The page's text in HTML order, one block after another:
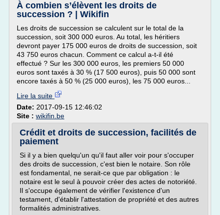
À combien s’élèvent les droits de
succession ? | Wikifin
Les droits de succession se calculent sur le total de la
succession, soit 300 000 euros. Au total, les héritiers
devront payer 175 000 euros de droits de succession, soit
43 750 euros chacun. Comment ce calcul a-t-il été
effectué ? Sur les 300 000 euros, les premiers 50 000
euros sont taxés à 30 % (17 500 euros), puis 50 000 sont
encore taxés à 50 % (25 000 euros), les 75 000 euros...
Lire la suite
Date: 2017-09-15 12:46:02
Site : wikifin.be
Crédit et droits de succession, facilités de
paiement
Si il y a bien quelqu'un qu'il faut aller voir pour s'occuper
des droits de succession, c'est bien le notaire. Son rôle
est fondamental, ne serait-ce que par obligation : le
notaire est le seul à pouvoir créer des actes de notoriété.
Il s'occupe également de vérifier l'existence d'un
testament, d'établir l'attestation de propriété et des autres
formalités administratives.